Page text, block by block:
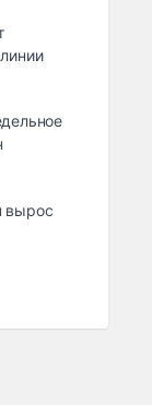
вырос